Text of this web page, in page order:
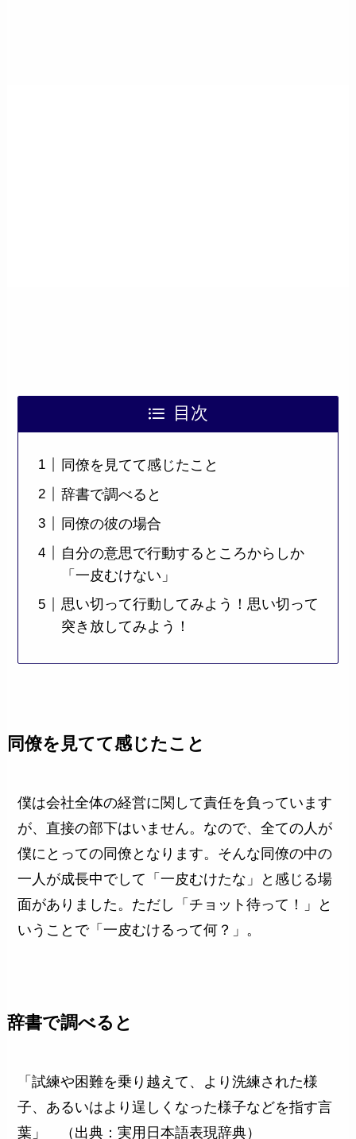
目次
同僚を見てて感じたこと
辞書で調べると
同僚の彼の場合
自分の意思で行動するところからしか
「一皮むけない」
思い切って行動してみよう！思い切って
突き放してみよう！
同僚を見てて感じたこと
僕は会社全体の経営に関して責任を負っています
が、直接の部下はいません。なので、全ての人が
僕にとっての同僚となります。そんな同僚の中の
一人が成長中でして「一皮むけたな」と感じる場
面がありました。ただし「チョット待って！」と
いうことで「一皮むけるって何？」。
辞書で調べると
「試練や困難を乗り越えて、より洗練された様
子、あるいはより逞しくなった様子などを指す言
葉」 （出典：実用日本語表現辞典）